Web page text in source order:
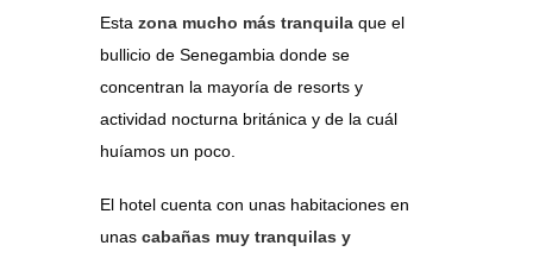
Esta zona mucho más tranquila que el
bullicio de Senegambia donde se
concentran la mayoría de resorts y
actividad nocturna británica y de la cuál
huíamos un poco.
El hotel cuenta con unas habitaciones en
unas cabañas muy tranquilas y